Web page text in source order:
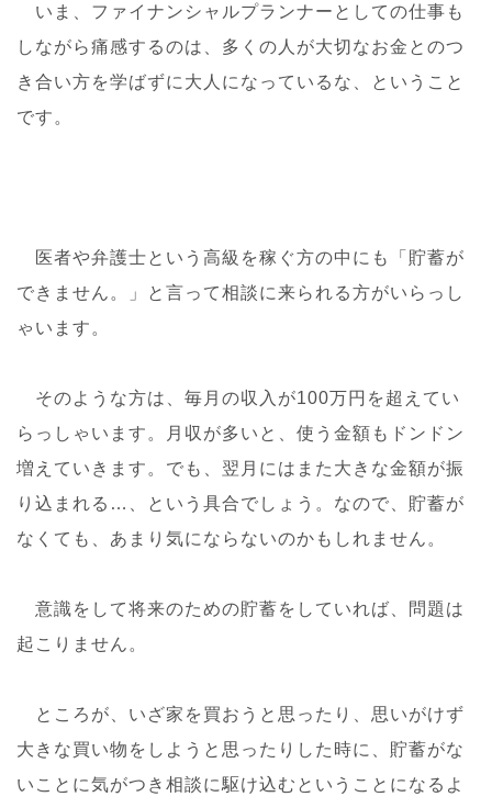
いま、ファイナンシャルプランナーとしての仕事も
しながら痛感するのは、多くの人が大切なお金とのつ
き合い方を学ばずに大人になっているな、ということ
です。
医者や弁護士という高級を稼ぐ方の中にも「貯蓄が
できません。」と言って相談に来られる方がいらっし
ゃいます。
そのような方は、毎月の収入が100万円を超えてい
らっしゃいます。月収が多いと、使う金額もドンドン
増えていきます。でも、翌月にはまた大きな金額が振
り込まれる…、という具合でしょう。なので、貯蓄が
なくても、あまり気にならないのかもしれません。
意識をして将来のための貯蓄をしていれば、問題は
起こりません。
ところが、いざ家を買おうと思ったり、思いがけず
大きな買い物をしようと思ったりした時に、貯蓄がな
いことに気がつき相談に駆け込むということになるよ